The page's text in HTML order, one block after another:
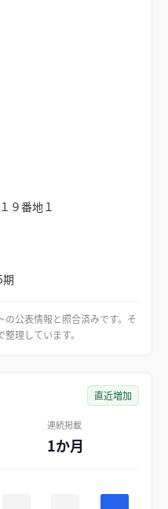
９番地１
公表情報と照合済みです。そ
理しています。
直近増加
連続掲載
1か月